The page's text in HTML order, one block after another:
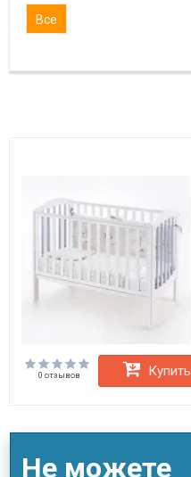
Все
0 отзывов Купить
Не можете